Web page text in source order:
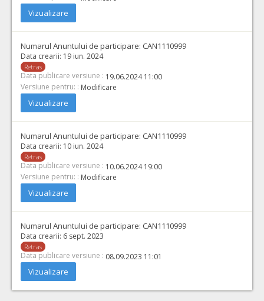
Vizualizare
Numarul Anuntului de participare: CAN1110999
Data crearii: 19 iun. 2024
Retras
Data publicare versiune : 19.06.2024 11:00
Versiune pentru: : Modificare
Vizualizare
Numarul Anuntului de participare: CAN1110999
Data crearii: 10 iun. 2024
Retras
Data publicare versiune : 10.06.2024 19:00
Versiune pentru: : Modificare
Vizualizare
Numarul Anuntului de participare: CAN1110999
Data crearii: 6 sept. 2023
Retras
Data publicare versiune : 08.09.2023 11:01
Vizualizare